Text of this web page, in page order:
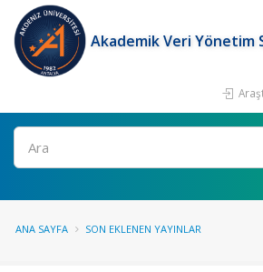
Akademik Veri Yönetim
Ara
ANA SAYFA SON EKLENEN YAYINLAR